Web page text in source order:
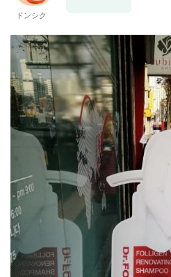
ドンシク